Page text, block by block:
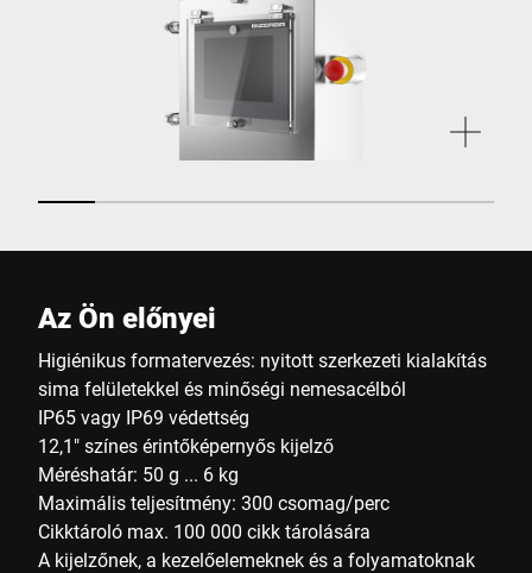
Az Ön előnyei
Higiénikus formatervezés: nyitott szerkezeti kialakítás
sima felületekkel és minőségi nemesacélból
IP65 vagy IP69 védettség
12,1" színes érintőképernyős kijelző
Méréshatár: 50 g ... 6 kg
Maximális teljesítmény: 300 csomag/perc
Cikktároló max. 100 000 cikk tárolására
A kijelzőnek, a kezelőelemeknek és a folyamatoknak